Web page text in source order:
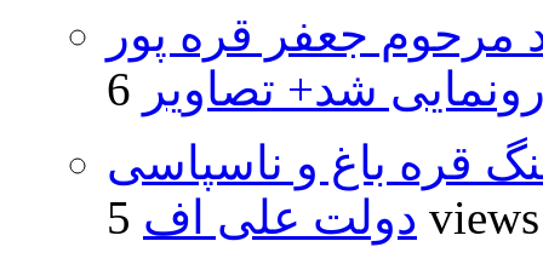
مرحوم جعفر قره پور
شد+ تصاویر
قره باغ و ناسپاسی
دولت علی اف 5 views